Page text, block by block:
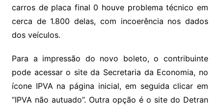
carros de placa final 0 houve problema técnico em
cerca de 1.800 delas, com incoerência nos dados
dos veículos.
Para a impressão do novo boleto, o contribuinte
pode acessar o site da Secretaria da Economia, no
ícone IPVA na página inicial, em seguida clicar em
“IPVA não autuado”. Outra opção é o site do Detran